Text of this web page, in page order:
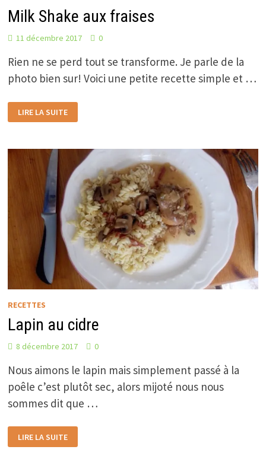
Milk Shake aux fraises
11 décembre 2017 0
Rien ne se perd tout se transforme. Je parle de la
photo bien sur! Voici une petite recette simple et …
SHAKE
AUX
LIRE LA SUITE
RECETTES
Lapin au cidre
8 décembre 2017 0
Nous aimons le lapin mais simplement passé à la
poêle c’est plutôt sec, alors mijoté nous nous
sommes dit que …
AU
CIDRE
LIRE LA SUITE